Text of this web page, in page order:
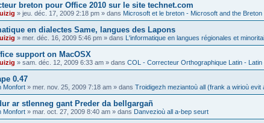
breton pour Office 2010 sur le site technet.com
» jeu. déc. 17, 2009 2:18 pm » dans Microsoft et le breton - Microsoft and the Breton
en dialectes Same, langues des Lapons
» mer. déc. 16, 2009 5:46 pm » dans L'informatique en langues régionales et
support on MacOSX
» sam. déc. 12, 2009 6:33 am » dans COL - Correcteur Orthographique Latin - Latin
0.47
Monfort » mer. nov. 25, 2009 7:18 am » dans Troidigezh meziantoù all (frank a wirioù
ar stlenneg gant Preder da bellgargañ
Monfort » mar. oct. 27, 2009 8:40 am » dans Danvezioù all a-bep seurt